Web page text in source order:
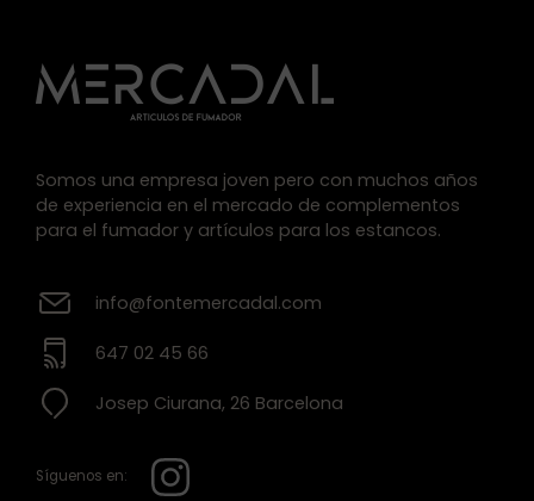
Somos una empresa joven pero con muchos años
de experiencia en el mercado de complementos
para el fumador y artículos para los estancos.
info@fontemercadal.com
647 02 45 66
Josep Ciurana, 26 Barcelona
Síguenos en: